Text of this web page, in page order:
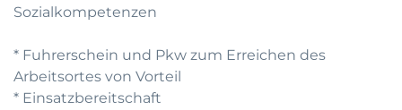
Sozialkompetenzen
* Fuhrerschein und Pkw zum Erreichen des
Arbeitsortes von Vorteil
* Einsatzbereitschaft